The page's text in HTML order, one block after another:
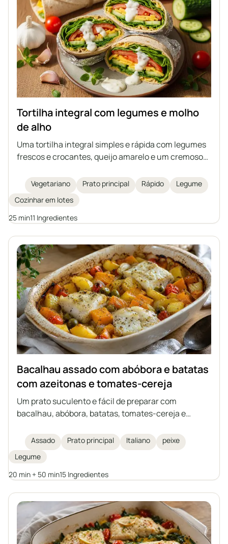
Tortilha integral com legumes e molho
de alho
Uma tortilha integral simples e rápida com legumes
frescos e crocantes, queijo amarelo e um cremoso
maionese. Ideal como lanche nutritivo, almoço ou
jantar leve. Um prato fácil de preparar e rico em
sabor.
Vegetariano Prato principal Rápido
Legume
Cozinhar em lotes
25 min11 Ingredientes
Bacalhau assado com abóbora e batatas
com azeitonas e tomates-cereja
Um prato suculento e fácil de preparar com
bacalhau, abóbora, batatas, tomates-cereja e
recipiente. Uma refeição perfeita para os dias de
outono e inverno, inspirada na culinária italiana.
Uma caçarola que não exige acompanhamentos
separados, repleta de legumes e ervas aromáticas.
Assado Prato principal Italiano
peixe
Legume
20 min + 50 min15 Ingredientes